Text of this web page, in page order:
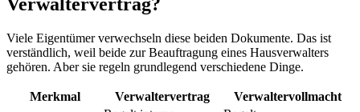
Viele Eigentümer verwechseln diese beiden Dokumente. Das ist
verständlich, weil beide zur Beauftragung eines Hausverwalters
gehören. Aber sie regeln grundlegend verschiedene Dinge.
Merkmal Verwaltervertrag
Verwaltervollmacht